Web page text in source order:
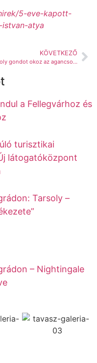
5-eve-kapott-
atya
KÖVETKEZŐ
Komoly gondot okoz az agancsok illegális gyűjtése a Pilisben is
a Fellegvárhoz és
turisztikai
látogatóközpont
Tarsoly –
– Nightingale